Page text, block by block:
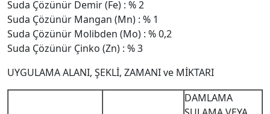
Suda Çözünür Demir (Fe) : % 2
Suda Çözünür Mangan (Mn) : % 1
Suda Çözünür Molibden (Mo) : % 0,2
Suda Çözünür Çinko (Zn) : % 3
UYGULAMA ALANI, ŞEKLİ, ZAMANI ve MİKTARI
DAMLAMA